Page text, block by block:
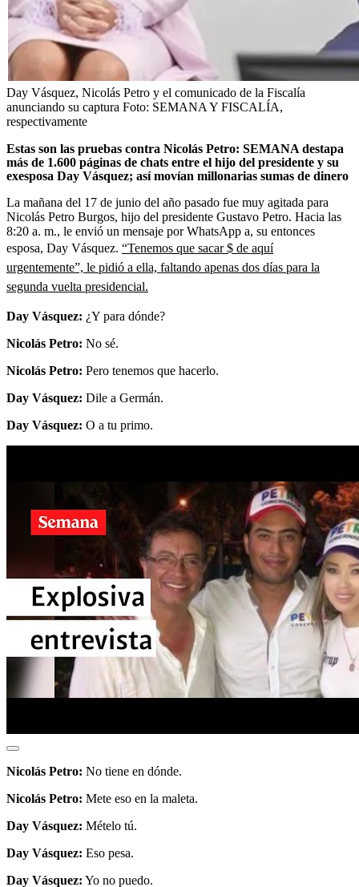
Day Vásquez, Nicolás Petro y el comunicado de la Fiscalía
anunciando su captura Foto: SEMANA Y FISCALÍA,
respectivamente
Estas son las pruebas contra Nicolás Petro: SEMANA destapa
más de 1.600 páginas de chats entre el hijo del presidente y su
exesposa Day Vásquez; así movían millonarias sumas de dinero
La mañana del 17 de junio del año pasado fue muy agitada para
Nicolás Petro Burgos, hijo del presidente Gustavo Petro. Hacia las
8:20 a. m., le envió un mensaje por WhatsApp a, su entonces
esposa, Day Vásquez. “Tenemos que sacar $ de aquí
urgentemente”, le pidió a ella, faltando apenas dos días para la
segunda vuelta presidencial.
Day Vásquez: ¿Y para dónde?
Nicolás Petro: No sé.
Nicolás Petro: Pero tenemos que hacerlo.
Day Vásquez: Dile a Germán.
Day Vásquez: O a tu primo.
Nicolás Petro: No tiene en dónde.
Nicolás Petro: Mete eso en la maleta.
Day Vásquez: Mételo tú.
Day Vásquez: Eso pesa.
Day Vásquez: Yo no puedo.